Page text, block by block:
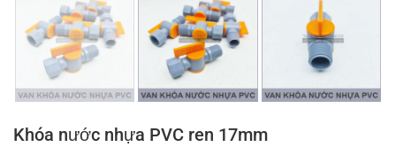
Khóa nước nhựa PVC ren 17mm